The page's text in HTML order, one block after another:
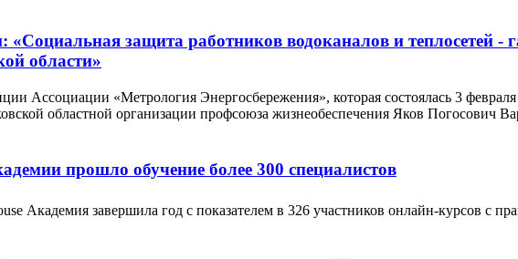
«Социальная защита работников водоканалов и теплосетей -
области»
Ассоциации «Метрология Энергосбережения», которая состоялась 3
областной организации профсоюза жизнеобеспечения Яков Погосович
прошло обучение более 300 специалистов
Академия завершила год с показателем в 326 участников онлайн-курсов с